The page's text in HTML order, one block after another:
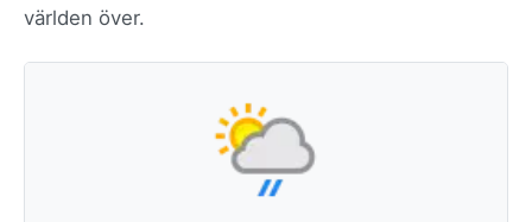
världen över.